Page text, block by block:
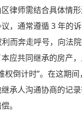
律师需结合具体情
，通常遵循 3 年的
而奔走呼号，向法
应共同继承的房产
权倒计时”。在这期
承人沟通协商的记
。